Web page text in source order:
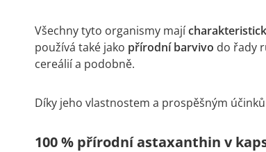
Všechny tyto organismy mají
používá také jako přírodní barvivo do řady
cereálií a podobně.
Díky jeho vlastnostem a prospěšným
100 % přírodní astaxanthin v